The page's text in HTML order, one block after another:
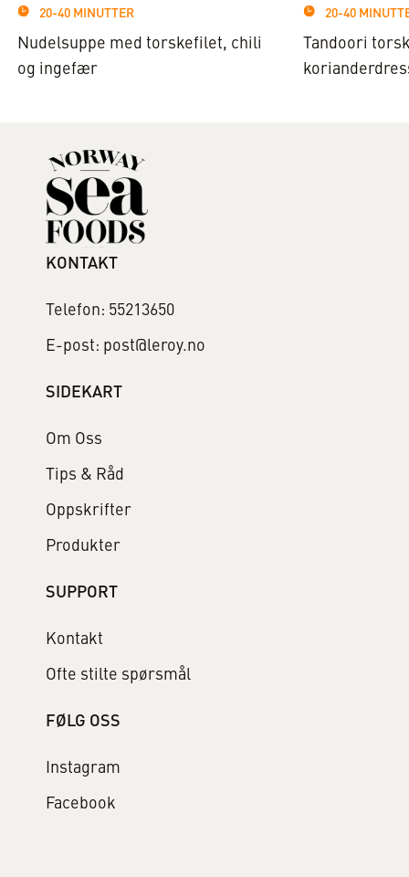
20-40 MINUTTER
Nudelsuppe med torskefilet, chili
og ingefær
20-40
Tandoori
KONTAKT
Telefon: 55213650
E-post: post@leroy.no
SIDEKART
Om Oss
Tips & Råd
Oppskrifter
Produkter
SUPPORT
Kontakt
Ofte stilte spørsmål
FØLG OSS
Instagram
Facebook